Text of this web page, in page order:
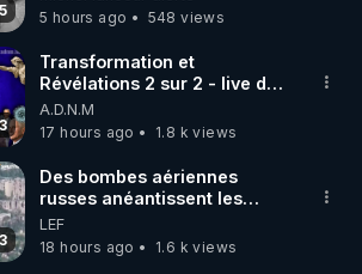
sur l’application de méditation et
:
https://www.envol.app/code
taire ses opposant !
5 hours ago
548 views
Transformation et
Révélations 2 sur 2 - live du
07/08/26
A.D.N.M
17 hours ago
1.8 k views
Des bombes aériennes
russes anéantissent les
centres de contrôle de
drones de 3 brigades
ukrainienne
LEF
18 hours ago
1.6 k views